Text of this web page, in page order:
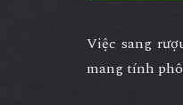
Việc sang
mang tính